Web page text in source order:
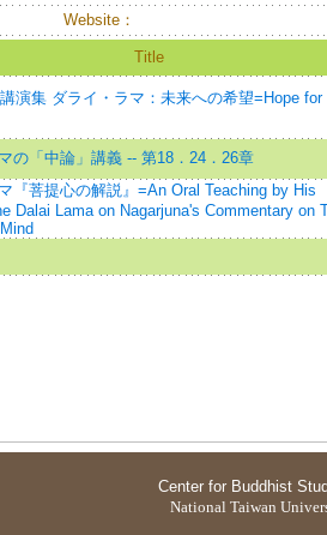
Website：
Title
演集 ダライ・ラマ：未来への希望=Hope for
の「中論」講義 -- 第18．24．26章
『菩提心の解説』=An Oral Teaching by His
Dalai Lama on Nagarjuna's Commentary on
Center for Buddhist
National Taiwan